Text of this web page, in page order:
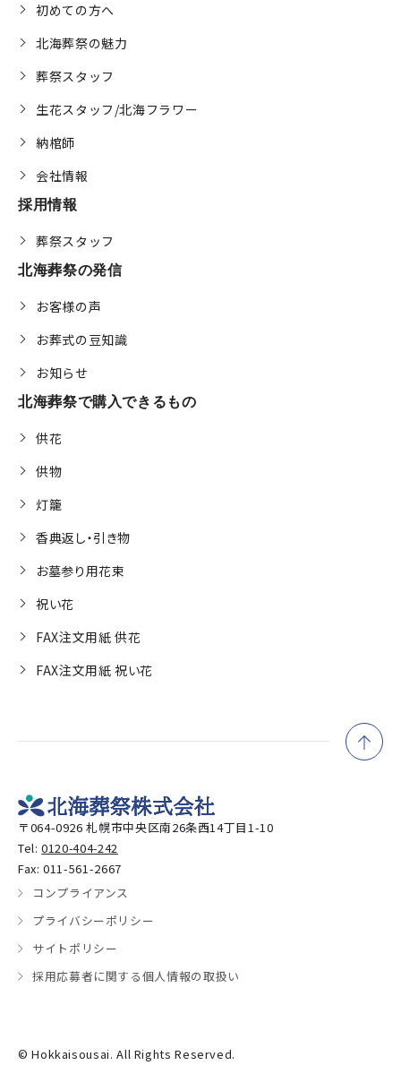
初めての方へ
北海葬祭の魅力
葬祭スタッフ
生花スタッフ/北海フラワー
納棺師
会社情報
採用情報
葬祭スタッフ
北海葬祭の発信
お客様の声
お葬式の豆知識
お知らせ
北海葬祭で購入できるもの
供花
供物
灯籠
香典返し・引き物
お墓参り用花束
祝い花
FAX注文用紙 供花
FAX注文用紙 祝い花
〒064-0926 札幌市中央区南26条西14丁目1-10
Tel:0120-404-242
Fax: 011-561-2667
コンプライアンス
プライバシーポリシー
サイトポリシー
採用応募者に関する個人情報の取扱い
© Hokkaisousai. All Rights Reserved.